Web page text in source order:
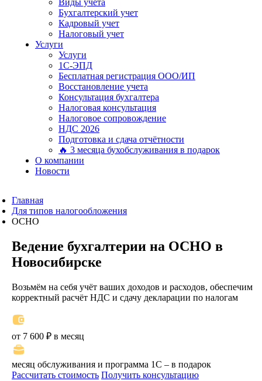
Виды учёта
Бухгалтерский учет
Кадровый учет
Налоговый учет
Услуги
Услуги
1С-ЭПД
Бесплатная регистрация ООО/ИП
Восстановление учета
Консультация бухгалтера
Налоговая консультация
Налоговое сопровождение
НДС 2026
Подготовка и сдача отчётности
🔥 3 месяца бухобслуживания в подарок
О компании
Новости
Главная
Для типов налогообложения
ОСНО
Ведение бухгалтерии на ОСНО в
Новосибирске
Возьмём на себя учёт ваших доходов и расходов, обеспечим
корректный расчёт НДС и сдачу декларации по налогам
от 7 600 ₽ в месяц
месяц обслуживания и программа 1С – в подарок
Рассчитать стоимость Получить консультацию